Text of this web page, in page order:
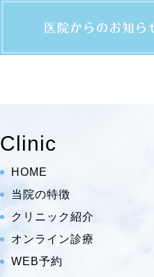
Clinic
HOME
当院の特徴
クリニック紹介
オンライン診療
WEB予約